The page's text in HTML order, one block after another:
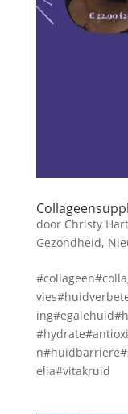
door Christy
Gezondheid,
elia#vitakruid